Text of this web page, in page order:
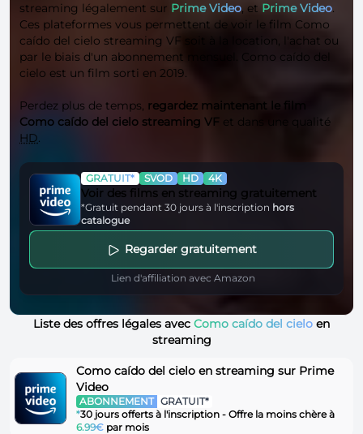
streaming légalement sur Prime Video, et Prime Video.
Ces plateformes vous permettent de voir le film Como
caído del cielo streaming VF soit à la location, l'achat ou
par le biais d'un abonnement mensuel. Como caído del
cielo est un film sorti en 2019.
Perdez plus de temps, regardez maintenant le film
Como caído del cielo streaming VF et dans une qualité
HD.
GRATUIT* SVOD HD 4K
Voir des films en streaming gratuitement
*Gratuit pendant 30 jours à l'inscription hors
catalogue
Regarder gratuitement
Lien d'affiliation avec Amazon
Liste des offres légales avec Como caído del cielo en
streaming
Como caído del cielo en streaming sur Prime
Video
ABONNEMENT GRATUIT*
*30 jours offerts à l'inscription - Offre la moins chère à
6.99€ par mois